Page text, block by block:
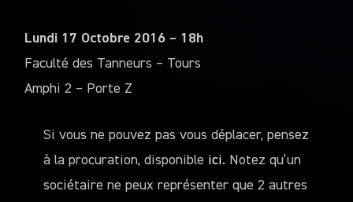
Lundi 17 Octobre 2016 – 18h
Faculté des Tanneurs – Tours
Amphi 2 – Porte Z
Si vous ne pouvez pas vous déplacer, pensez
à la procuration, disponible ici. Notez qu’un
sociétaire ne peux représenter que 2 autres